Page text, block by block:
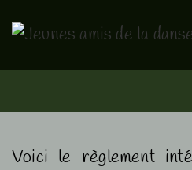
passer
au
principal
Voici le règlement